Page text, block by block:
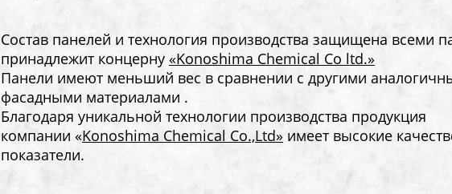
Состав панелей и технология производства защищена всеми
принадлежит концерну «Konoshima Chemical Co ltd.»
Панели имеют меньший вес в сравнении с другими
фасадными материалами .
Благодаря уникальной технологии производства продукция
компании «Konoshima Chemical Co.,Ltd» имеет высокие
показатели.